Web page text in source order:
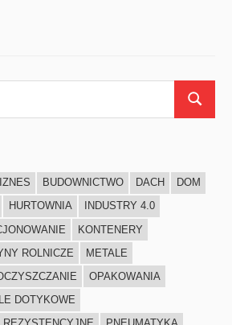
Search
BUDOWNICTWO DACH
DOM
HURTOWNIA
INDUSTRY 4.0
KONTENERY
ROLNICZE
METALE
OPAKOWANIA
DOTYKOWE